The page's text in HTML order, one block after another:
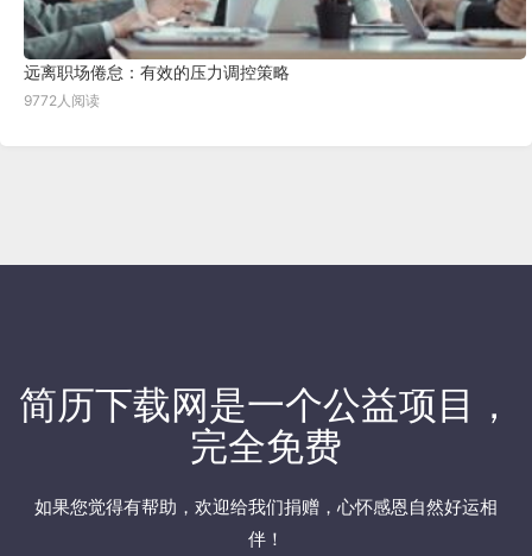
远离职场倦怠：有效的压力调控策略
9772人阅读
简历下载网是一个公益项目，
完全免费
如果您觉得有帮助，欢迎给我们捐赠 ，心怀感恩自然好运相
伴！